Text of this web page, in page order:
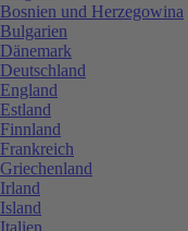
Bosnien und Herzegowina
Bulgarien
Dänemark
Deutschland
England
Estland
Finnland
Frankreich
Griechenland
Irland
Island
Italien